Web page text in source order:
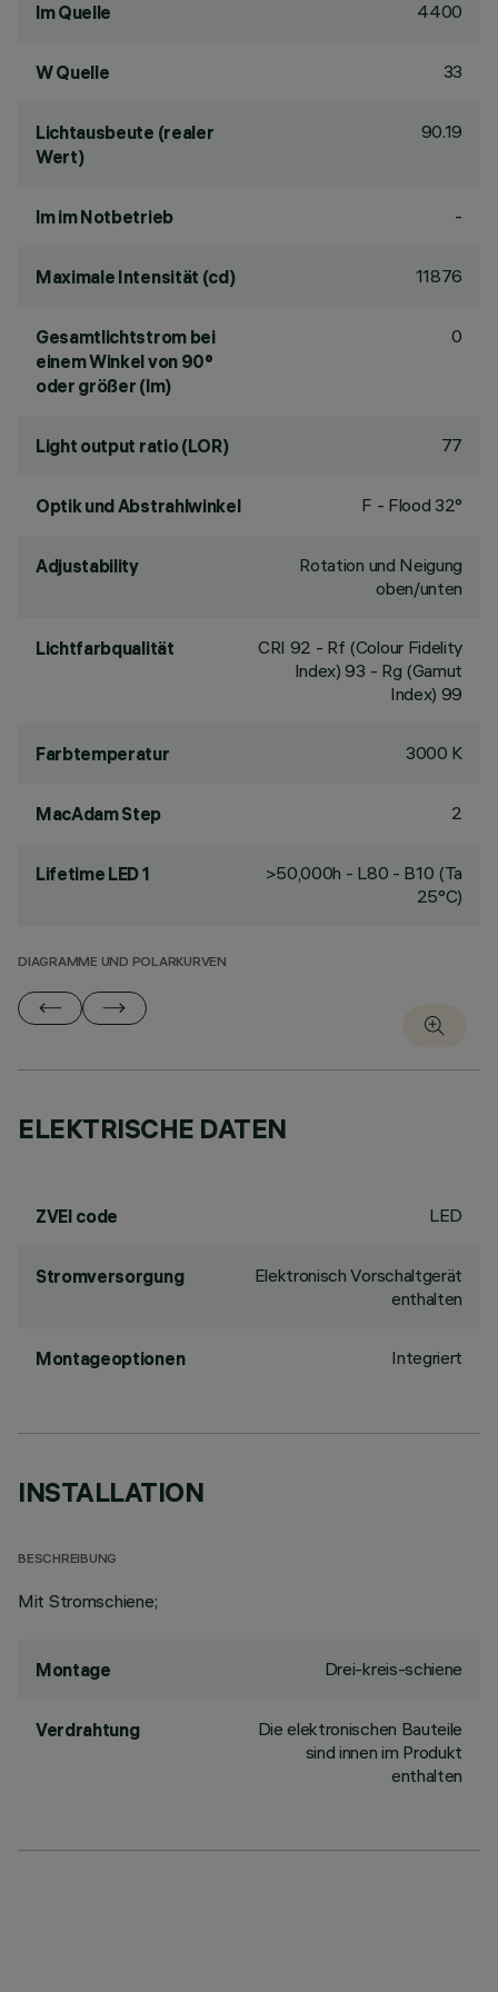
lm Quelle 4400
W Quelle 33
Lichtausbeute (realer
Wert)
90.19
lm im Notbetrieb -
Maximale Intensität (cd) 11876
Gesamtlichtstrom bei
einem Winkel von 90°
oder größer (lm)
0
Light output ratio (LOR) 77
Optik und Abstrahlwinkel F - Flood 32°
Adjustability
Rotation und Neigung
oben/unten
Lichtfarbqualität CRI 92 - Rf (Colour Fidelity
Index) 93 - Rg (Gamut
Index) 99
Farbtemperatur 3000 K
MacAdam Step 2
Lifetime LED 1
>50,000h - L80 - B10 (Ta
25°C)
DIAGRAMME UND POLARKURVEN
ELEKTRISCHE DATEN
ZVEI code LED
Stromversorgung
Elektronisch Vorschaltgerät
enthalten
Montageoptionen Integriert
INSTALLATION
BESCHREIBUNG
Mit Stromschiene;
Montage Drei-kreis-schiene
Verdrahtung
Die elektronischen Bauteile
sind innen im Produkt
enthalten